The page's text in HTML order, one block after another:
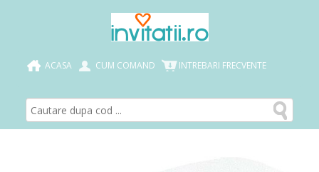
ACASA CUM COMAND INTREBARI FRECVENTE